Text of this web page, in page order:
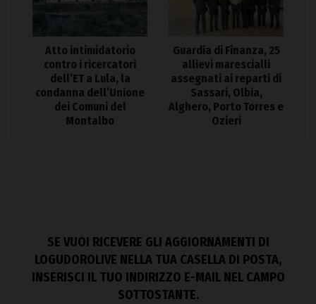
Atto intimidatorio
contro i ricercatori
dell’ET a Lula, la
condanna dell’Unione
dei Comuni del
Montalbo
Guardia di Finanza, 25
allievi marescialli
assegnati ai reparti di
Sassari, Olbia,
Alghero, Porto Torres e
Ozieri
SE VUOI RICEVERE GLI AGGIORNAMENTI DI
LOGUDOROLIVE NELLA TUA CASELLA DI POSTA,
INSERISCI IL TUO INDIRIZZO E-MAIL NEL CAMPO
SOTTOSTANTE.